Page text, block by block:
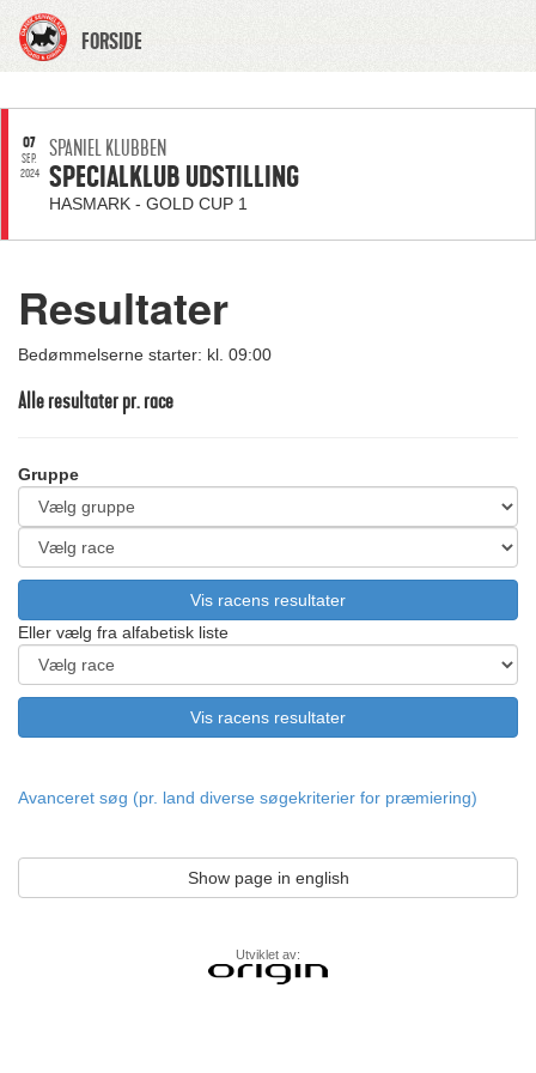
FORSIDE
07
SEP.
2024
SPANIEL KLUBBEN
SPECIALKLUB UDSTILLING
HASMARK - GOLD CUP 1
Resultater
Bedømmelserne starter: kl. 09:00
Alle resultater pr. race
Gruppe
Eller vælg fra alfabetisk liste
Avanceret søg (pr. land diverse søgekriterier for præmiering)
Show page in english
Utviklet av: